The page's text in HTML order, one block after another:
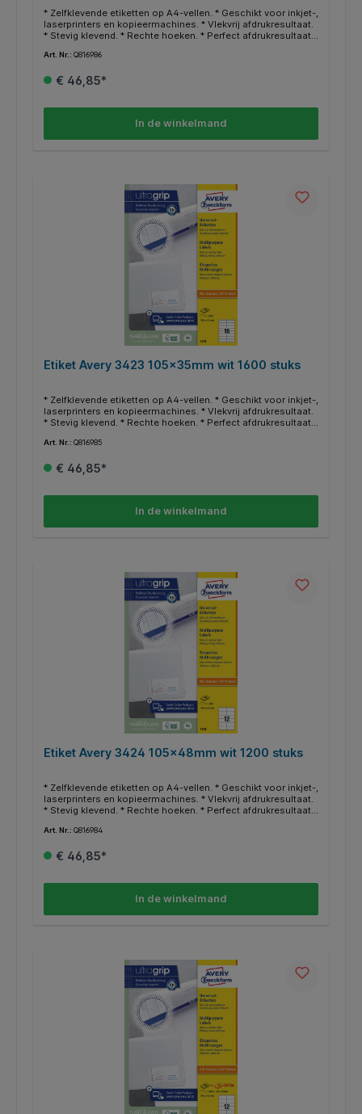
* Zelfklevende etiketten op A4-vellen. * Geschikt voor inkjet-,
laserprinters en kopieermachines. * Vlekvrij afdrukresultaat.
* Stevig klevend. * Rechte hoeken. * Perfect afdrukresultaat
storingvrije doorvoer. * FSC-gecertificeerd. * Zuurvrij. *
op http://www.avery.eu.
Art. Nr.: Q816986
€ 46,85*
In de winkelmand
Etiket Avery 3423 105x35mm wit 1600 stuks
* Zelfklevende etiketten op A4-vellen. * Geschikt voor inkjet-,
laserprinters en kopieermachines. * Vlekvrij afdrukresultaat.
* Stevig klevend. * Rechte hoeken. * Perfect afdrukresultaat
storingvrije doorvoer. * FSC-gecertificeerd. * Zuurvrij. *
op http://www.avery.eu.
Art. Nr.: Q816985
€ 46,85*
In de winkelmand
Etiket Avery 3424 105x48mm wit 1200 stuks
* Zelfklevende etiketten op A4-vellen. * Geschikt voor inkjet-,
laserprinters en kopieermachines. * Vlekvrij afdrukresultaat.
* Stevig klevend. * Rechte hoeken. * Perfect afdrukresultaat
storingvrije doorvoer. * FSC-gecertificeerd. * Zuurvrij. * Gratis
http://www.avery.eu.
Art. Nr.: Q816984
€ 46,85*
In de winkelmand